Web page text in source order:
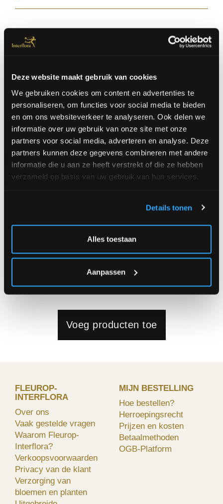
Deze website maakt gebruik van cookies
We gebruiken cookies om content en advertenties te
personaliseren, om functies voor social media te bieden
en om ons websiteverkeer te analyseren. Ook delen we
informatie over uw gebruik van onze site met onze
partners voor social media, adverteren en analyse. Deze
partners kunnen deze gegevens combineren met andere
informatie die u aan ze heeft verstrekt of die ze hebben
verzameld op basis van uw gebruik van hun services.
Details tonen
Alles toestaan
Aanpassen
U kan dit product niet alleen bestellen.
** Available in following products **
Leyla
Vanaf €59.00,-
** Available as additional **
This product is available as a complementary product to
most of our flower collection. Use the menu to select
Voeg producten toe
FLEUROP-
INTERFLORA
Over ons
Vaak gestelde vragen
Waarom Fleurop-
Interflora?
Verkoopsvoorwaarden
Privacy van de klant
Verzorging van
bloemen en planten
MIJN BESTELLING
Hoe bestellen?
Herroepingsrecht
Prijzen en kosten
Betaalmethoden
OGB-Platform